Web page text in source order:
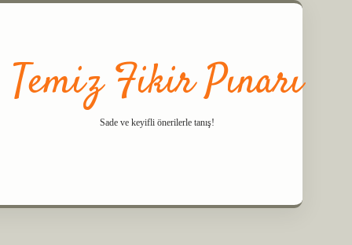
Temiz Fikir Pınarı
Sade ve keyifli önerilerle tanış!